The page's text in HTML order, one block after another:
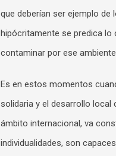
que deberían ser ejemplo
hipócritamente se predica lo
contaminar por ese
Es en estos momentos
solidaria y el desarrollo
ámbito internacional, va
individualidades, son